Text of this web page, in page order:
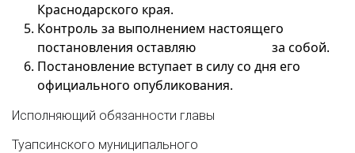
Краснодарского края.
Контроль за выполнением настоящего
постановления оставляю за собой.
Постановление вступает в силу со дня его
официального опубликования.
Исполняющий обязанности главы
Туапсинского муниципального